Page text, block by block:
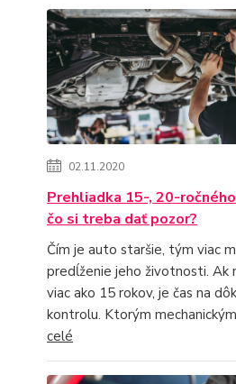
02.11.2020
Prehliadka 15-, 20-
čo si treba dať pozor?
Čím je auto staršie, tým viac
predĺženie jeho životnosti. Ak
viac ako 15 rokov, je čas na
kontrolu. Ktorým mechanickým
celé